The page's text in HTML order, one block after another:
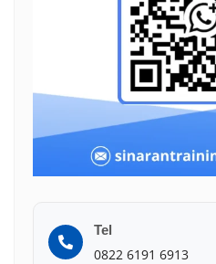
Tel
0822 6191 6913